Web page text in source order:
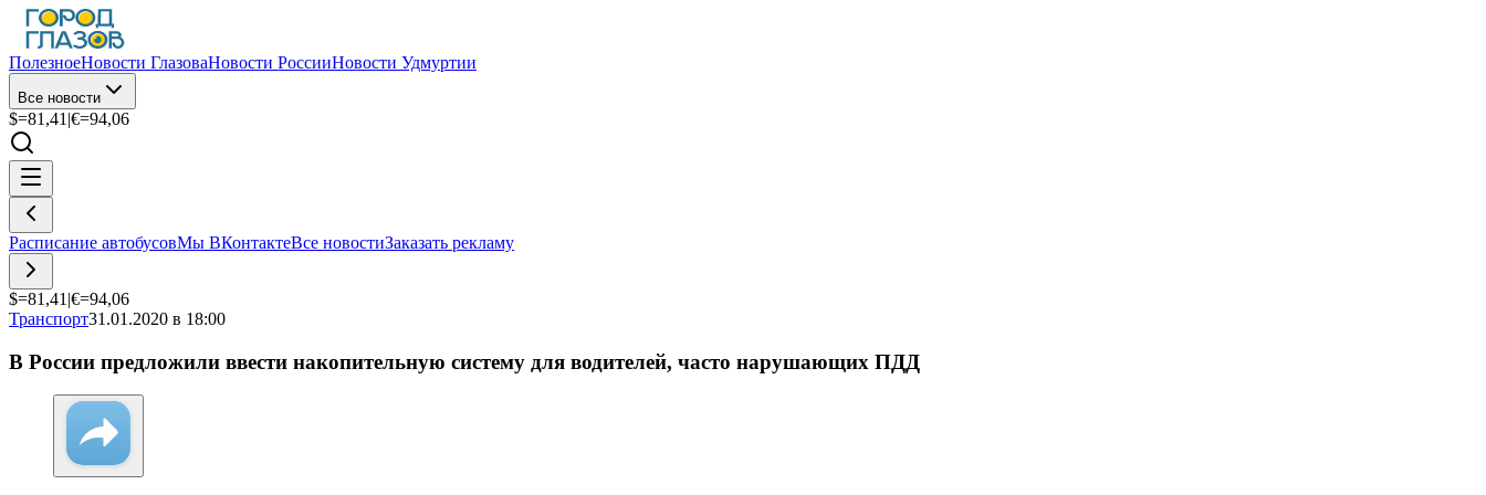
ПолезноеНовости ГлазоваНовости РоссииНовости Удмуртии
Все новости
$=81,41 |€=94,06
Расписание автобусовМы ВКонтактеВсе новостиЗаказать рекламу
$=81,41 |€=94,06
Транспорт31.01.2020 в 18:00
В России предложили ввести накопительную систему для водителей, часто нарушающих ПДД